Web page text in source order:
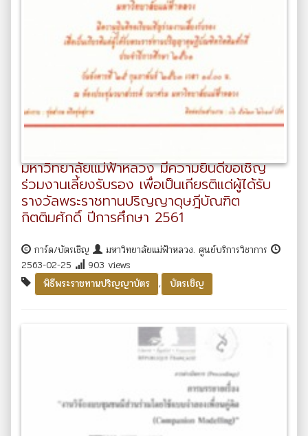
มหาวิทยาลัยแม่ฟ้าหลวง มีความยินดีขอเชิญ
ร่วมงานเลี้ยงรับรอง เพื่อเป็นเกียรติแด่ผู้ได้รับ
รางวัลพระราชทานปริญญาดุษฎีบัณฑิต
กิตติมศักดิ์ ปีการศึกษา 2561
การ์ด/บัตรเชิญ
มหาวิทยาลัยแม่ฟ้าหลวง. ศูนย์บริการวิชาการ
2563-02-25
903 views
พิธีพระราชทานปริญญาบัตร
, บัตรเชิญ